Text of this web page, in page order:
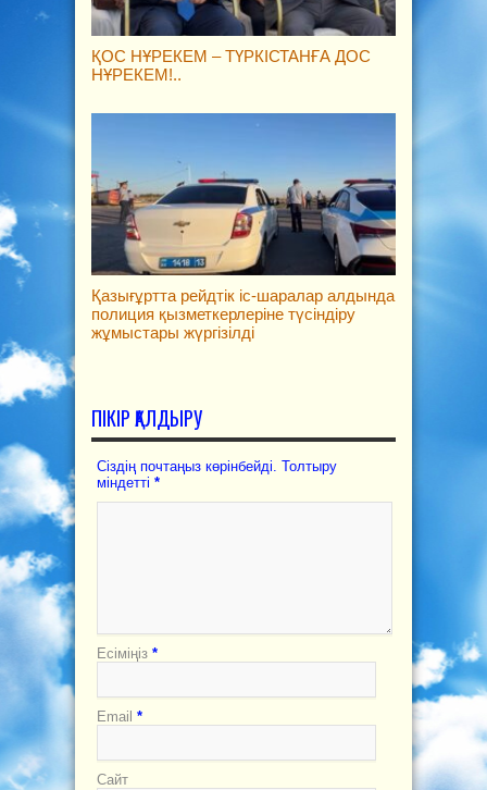
ҚОС НҰРЕКЕМ – ТҮРКІСТАНҒА ДОС
НҰРЕКЕМ!..
Қазығұртта рейдтік іс-шаралар алдында
полиция қызметкерлеріне түсіндіру
жұмыстары жүргізілді
ПІКІР ҚАЛДЫРУ
Сіздің почтаңыз көрінбейді. Толтыру
міндетті *
Есіміңіз *
Email *
Сайт